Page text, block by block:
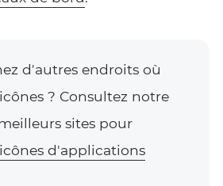
d'autres endroits où
? Consultez notre
sites pour
icônes d'applications